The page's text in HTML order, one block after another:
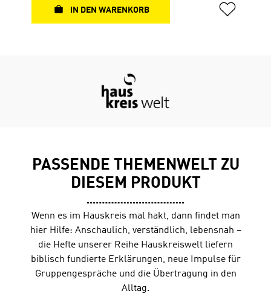
viele anregende Fragen und Impulse für
IN DEN WARENKORB
PASSENDE THEMENWELT ZU
DIESEM PRODUKT
Wenn es im Hauskreis mal hakt, dann findet man
hier Hilfe: Anschaulich, verständlich, lebensnah –
die Hefte unserer Reihe Hauskreiswelt liefern
biblisch fundierte Erklärungen, neue Impulse für
Gruppengespräche und die Übertragung in den
Alltag.